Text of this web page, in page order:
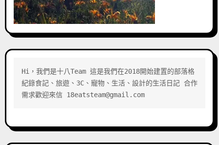
Hi，我們是十八Team 這是我們在2018開始建置的部落格
紀錄食記、旅遊、3C、寵物、生活、設計的生活日記 合作
需求歡迎來信 18eatsteam@gmail.com